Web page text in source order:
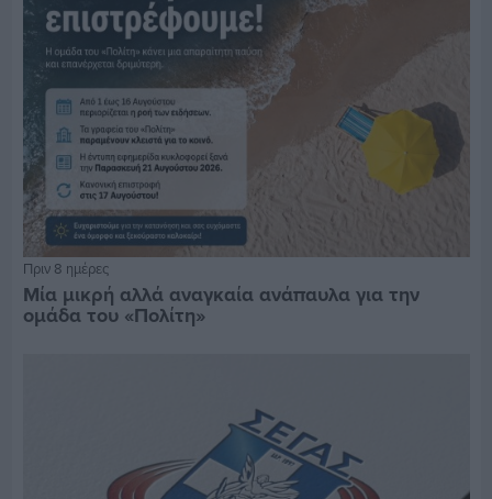
Πριν 8 ημέρες
Μία μικρή αλλά αναγκαία ανάπαυλα για την
ομάδα του «Πολίτη»